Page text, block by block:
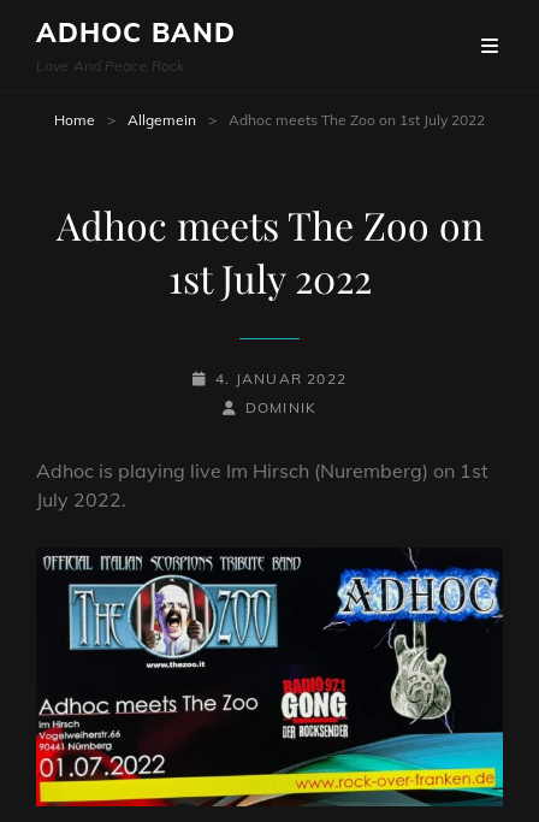
ADHOC BAND
Love And Peace Rock
Home > Allgemein > Adhoc meets The Zoo on 1st July 2022
Adhoc meets The Zoo on
1st July 2022
POSTED-
4. JANUAR 2022
BY
BYLINE
DOMINIK
Adhoc is playing live Im Hirsch (Nuremberg) on 1st
July 2022.